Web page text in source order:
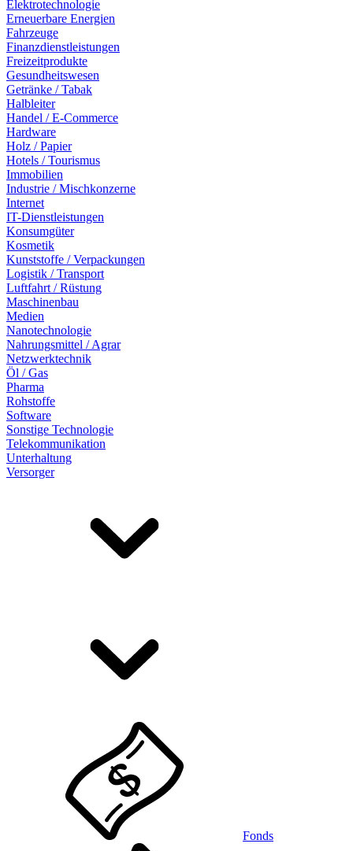
Elektrotechnologie
Erneuerbare Energien
Fahrzeuge
Finanzdienstleistungen
Freizeitprodukte
Gesundheitswesen
Getränke / Tabak
Halbleiter
Handel / E-Commerce
Hardware
Holz / Papier
Hotels / Tourismus
Immobilien
Industrie / Mischkonzerne
Internet
IT-Dienstleistungen
Konsumgüter
Kosmetik
Kunststoffe / Verpackungen
Logistik / Transport
Luftfahrt / Rüstung
Maschinenbau
Medien
Nanotechnologie
Nahrungsmittel / Agrar
Netzwerktechnik
Öl / Gas
Pharma
Rohstoffe
Software
Sonstige Technologie
Telekommunikation
Unterhaltung
Versorger
Fonds